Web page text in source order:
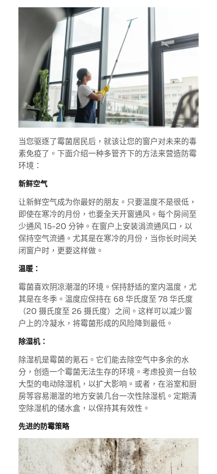
当您驱逐了霉菌居民后，就该让您的窗户对未来的毒
素免疫了。下面介绍一种多管齐下的方法来营造防霉
环境：
新鲜空气
让新鲜空气成为你最好的朋友。只要温度不是很低，
即使在寒冷的月份，也要全天开窗通风。每个房间至
少通风 15-20 分钟。在窗户上安装涓流通风口，以
保持空气流通。尤其是在寒冷的月份，当你长时间关
闭窗户时，更要这样做。
温暖：
霉菌喜欢阴凉潮湿的环境。保持舒适的室内温度，尤
其是在冬季。温度应保持在 68 华氏度至 78 华氏度
（20 摄氏度至 26 摄氏度）之间。这样可以减少窗
户上的冷凝水，将霉菌形成的风险降到最低。
除湿机：
除湿机是霉菌的氪石。它们能去除空气中多余的水
分，创造一个霉菌无法生存的环境。考虑投资一台较
大型的电动除湿机，以扩大影响。或者，在浴室和厨
房等容易潮湿的地方安装几台一次性除湿机。定期清
空除湿机的储水盒，以保持其有效性。
先进的防霉策略